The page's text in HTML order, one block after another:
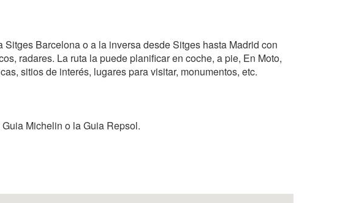
Barcelona o a la inversa desde Sitges hasta Madrid con
radares. La ruta la puede planificar en coche, a pie, En Moto,
sitios de interés, lugares para visitar, monumentos, etc.
Michelin o la Guia Repsol.